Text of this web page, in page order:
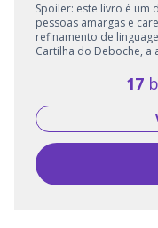
Spoiler: este livro é um
pessoas amargas e
refinamento de
Cartilha do Deboche, a
17